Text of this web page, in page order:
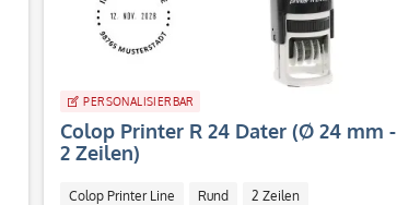
PERSONALISIERBAR
Colop Printer R 24 Dater (Ø 24 mm -
2 Zeilen)
Colop Printer Line Rund 2 Zeilen